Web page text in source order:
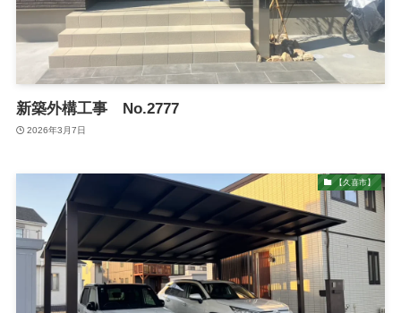
新築外構工事 No.2777
2026年3月7日
【久喜市】